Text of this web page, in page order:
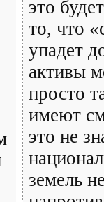
это
то, что
упадет
активы
просто
имеют
это не
земель